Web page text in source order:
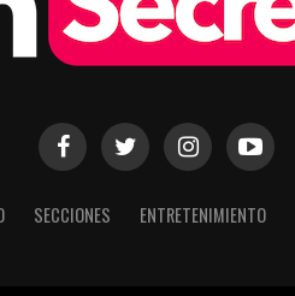
SECCIONES ENTRETENIMIENTO